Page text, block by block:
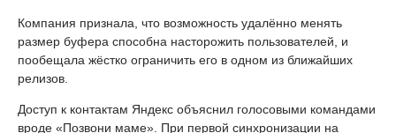
Компания признала, что возможность удалённо менять
размер буфера способна насторожить пользователей, и
пообещала жёстко ограничить его в одном из ближайших
релизов.
Доступ к контактам Яндекс объяснил голосовыми командами
вроде «Позвони маме». При первой синхронизации на